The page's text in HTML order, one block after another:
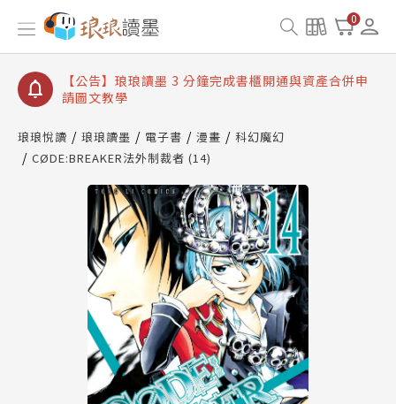
0
【公告】琅琅讀墨數位閱讀資產合併與書櫃開通申請
【公告】琅琅讀墨書櫃開通常見問題
【公告】琅琅讀墨 3 分鐘完成書櫃開通與資產合併申
請圖文教學
查詢
【公告】琅琅讀墨數位閱讀資產合併與書櫃開通申請
琅琅悅讀 琅琅讀墨 電子書 漫畫
科幻魔幻
CØDE:BREAKER法外制裁者 (14)